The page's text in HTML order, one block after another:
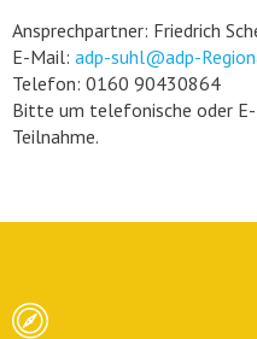
Ansprechpartner: Friedrich
E-Mail: adp-suhl@adp-
Telefon: 0160 90430864
Bitte um telefonische oder
Teilnahme.